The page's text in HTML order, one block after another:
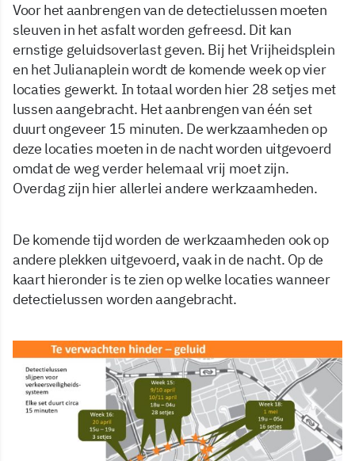
Voor het aanbrengen van de detectielussen moeten
sleuven in het asfalt worden gefreesd. Dit kan
ernstige geluidsoverlast geven. Bij het Vrijheidsplein
en het Julianaplein wordt de komende week op vier
locaties gewerkt. In totaal worden hier 28 setjes met
lussen aangebracht. Het aanbrengen van één set
duurt ongeveer 15 minuten. De werkzaamheden op
deze locaties moeten in de nacht worden uitgevoerd
omdat de weg verder helemaal vrij moet zijn.
Overdag zijn hier allerlei andere werkzaamheden.
De komende tijd worden de werkzaamheden ook op
andere plekken uitgevoerd, vaak in de nacht. Op de
kaart hieronder is te zien op welke locaties wanneer
detectielussen worden aangebracht.